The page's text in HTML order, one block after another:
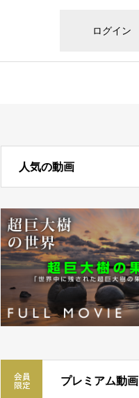
ログイン
人気の動画
プレミアム動画